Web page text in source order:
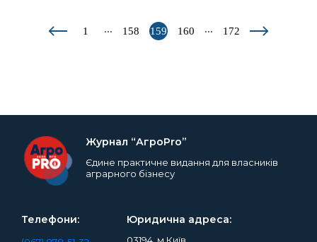
1 ... 158 159 160 ... 172
Журнал “АгроPro”
Єдине практичне видання для власників
аграрного бізнесу
Юридична адреса:
Телефони: